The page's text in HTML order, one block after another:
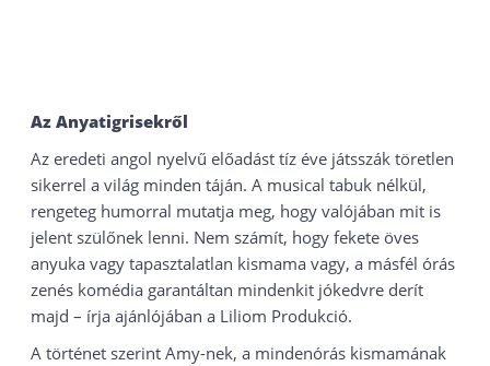
Az Anyatigrisekről
Az eredeti angol nyelvű előadást tíz éve játsszák töretlen
sikerrel a világ minden táján. A musical tabuk nélkül,
rengeteg humorral mutatja meg, hogy valójában mit is
jelent szülőnek lenni. Nem számít, hogy fekete öves
anyuka vagy tapasztalatlan kismama vagy, a másfél órás
zenés komédia garantáltan mindenkit jókedvre derít
majd – írja ajánlójában a Liliom Produkció.
A történet szerint Amy-nek, a mindenórás kismamának